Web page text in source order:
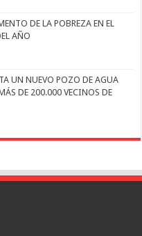
DE LA POBREZA EN EL
AÑO
UN NUEVO POZO DE AGUA
DE 200.000 VECINOS DE